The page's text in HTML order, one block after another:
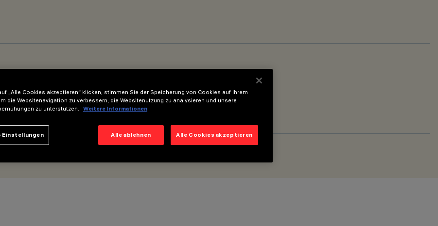
„Alle Cookies akzeptieren“ klicken, stimmen Sie der Speicherung von Cookies auf Ihrem
die Websitenavigation zu verbessern, die Websitenutzung zu analysieren und unsere
zu unterstützen.
Weitere Informationen
Alle ablehnen Alle Cookies akzeptieren